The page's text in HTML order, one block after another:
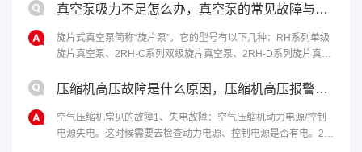
排气的目的。干式真空泵的优点包括无油设计，不会产生污染
需要维护和更换油润滑系统，减少维护成本和维......
真空泵吸力不足怎么办，真空泵的常见故障与修理
旋片式真空泵简称“旋片泵”。它的型号有以下几种：RH系列单级
旋片真空泵、2RH-C系列双级旋片真空泵、2RH-D系列旋片真空
含氧过高、爆炸性、腐蚀性、对真空泵油起化学作用和含有大量
以作为增压泵、扩散泵、罗茨泵......
压缩机高压故障是什么原因，压缩机高压报警原因和解决办法
空气压缩机常见的故障1、失电故障：空气压缩机动力电源/控制
电源失电。这时候需要去检查动力电源、控制电源是否有电。2、